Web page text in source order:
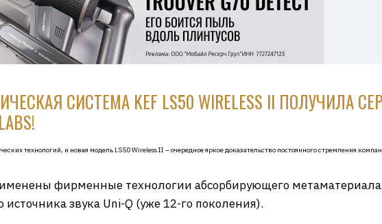
СИСТЕМА KEF LS50 WIRELESS II ПОЛУЧИЛА
технологий, и новая модель LS50 Wireless II – очередное яркое доказательство постоянного стремления
фирменные технологии абсорбирующего
звука Uni-Q (уже 12-го поколения).